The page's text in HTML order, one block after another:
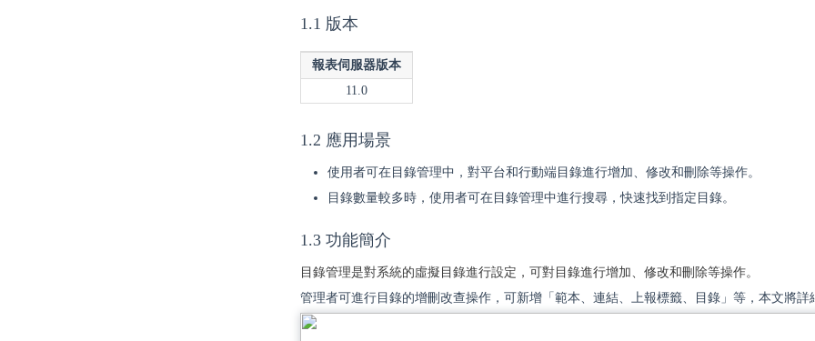
1.1 版本
報表伺服器版本
11.0
1.2 應用場景
使用者可在目錄管理中，對平台和行動端目錄進行增加、修改和刪除等操作。
目錄數量較多時，使用者可在目錄管理中進行搜尋，快速找到指定目錄。
1.3 功能簡介
目錄管理是對系統的虛擬目錄進行設定，可對目錄進行增加、修改和刪除等操作。
管理者可進行目錄的增刪改查操作，可新增「範本、連結、上報標籤、目錄」等，本文將詳